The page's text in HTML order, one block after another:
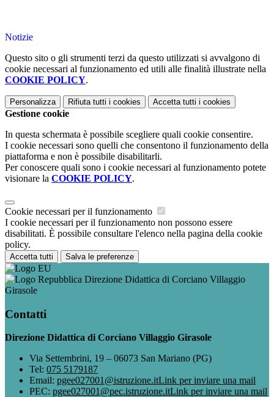
Notizie
Questo sito o gli strumenti terzi da questo utilizzati si avvalgono di
cookie necessari al funzionamento ed utili alle finalità illustrate nella
COOKIE POLICY.
Personalizza Rifiuta tutti i cookies Accetta tutti i cookies
Gestione cookie
In questa schermata è possibile scegliere quali cookie consentire.
I cookie necessari sono quelli che consentono il funzionamento della
piattaforma e non è possibile disabilitarli.
Per conoscere quali sono i cookie necessari al funzionamento potete
visionare la COOKIE POLICY.
Cookie necessari per il funzionamento
I cookie necessari per il funzionamento non possono essere
disabilitati. È possibile consultare l'elenco nella pagina della cookie
policy.
Accetta tutti Salva le preferenze
Direzione Didattica di Corciano Villaggio
Girasole
Contatti
Direzione Didattica di Corciano Villaggio Girasole
Via Settembrini, 19 – 06073 San Mariano (PG)
Tel: 075 5179187
Email: pgee027001@istruzione.itLink per inviare una mail
PEC: pgee027001@pec.istruzione.itLink per inviare una mail